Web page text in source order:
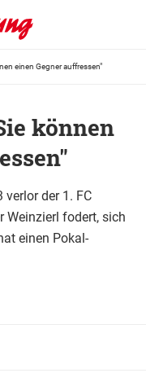
einen Gegner auffressen"
können
der 1. FC
Weinzierl fodert, sich
einen Pokal-